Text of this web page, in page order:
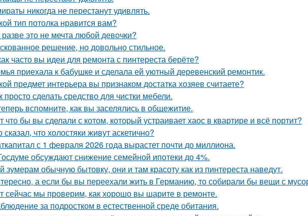
никогда не перестанут удивлять.
тип потолка нравится вам?
это не мечта любой девочки?
решение, но довольно стильное.
часто вы идеи для ремонта с пинтереста берёте?
приехала к бабушке и сделала ей уютный деревенский ремонтик.
предмет интерьера вы признаком достатка хозяев считаете?
просто сделать средство для чистки мебели.
вспомните, как вы заселялись в общежитие.
что бы вы сделали с котом, который устраивает хаос в квартире и всё портит?
сказал, что холостяки живут аскетично?
с 1 февраля 2026 года вырастет почти до миллиона.
обсуждают снижение семейной ипотеки до 4%.
зумерам обычную бытовку, они и там красоту как из пинтереста наведут.
а если бы вы переехали жить в Германию, то собирали бы вещи с
сейчас мы проверим, как хорошо вы шарите в ремонте.
за подростком в естественной среде обитания.